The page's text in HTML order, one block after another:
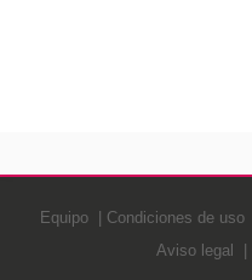
Equipo Condiciones de uso
Aviso legal